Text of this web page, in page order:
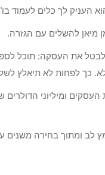
העניק לך כלים לעמוד
מיאן להשלים עם הגזרה.
את העסקה: תוכל
לא. כך לפחות לא תיאלץ
ומיליוני הדולרים
ומתוך בחירה משנים